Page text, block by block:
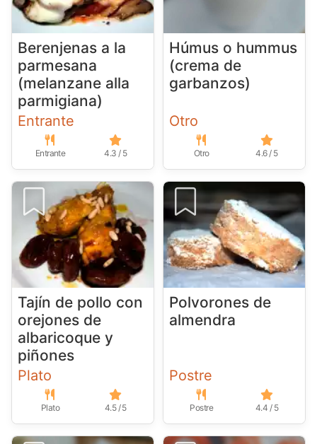
Berenjenas a la
parmesana
(melanzane alla
parmigiana)
Entrante
Entrante 4.3 / 5
Húmus o hummus
(crema de
garbanzos)
Otro
Otro 4.6 / 5
Tajín de pollo con
orejones de
albaricoque y
piñones
Plato
Plato 4.5 / 5
Polvorones de
almendra
Postre
Postre 4.4 / 5